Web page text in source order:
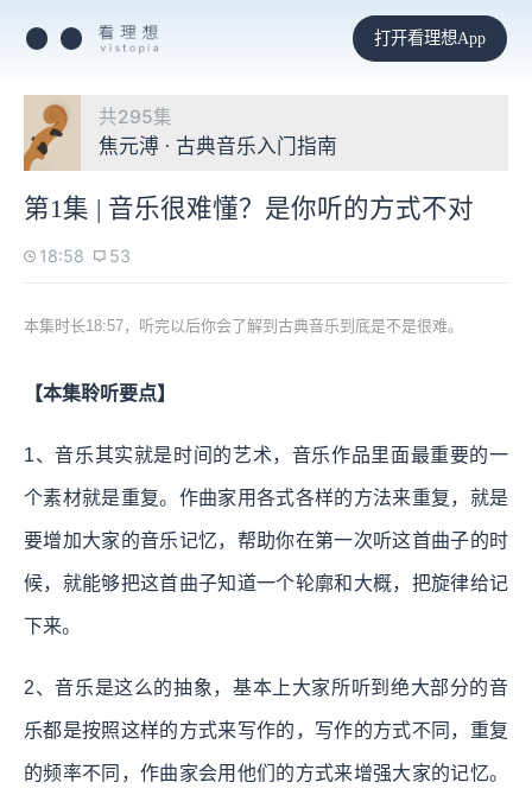
打开看理想App
共295集
焦元溥 · 古典音乐入门指南
第1集 | 音乐很难懂？是你听的方式不对
18:58 53
本集时长18:57，听完以后你会了解到古典音乐到底是不是很难。
【本集聆听要点】
1、音乐其实就是时间的艺术，音乐作品里面最重要的一
个素材就是重复。作曲家用各式各样的方法来重复，就是
要增加大家的音乐记忆，帮助你在第一次听这首曲子的时
候，就能够把这首曲子知道一个轮廓和大概，把旋律给记
下来。
2、音乐是这么的抽象，基本上大家所听到绝大部分的音
乐都是按照这样的方式来写作的，写作的方式不同，重复
的频率不同，作曲家会用他们的方式来增强大家的记忆。